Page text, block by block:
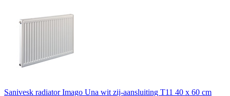
Sanivesk radiator Imago Una wit zij-aansluiting T11 40 x 60 cm